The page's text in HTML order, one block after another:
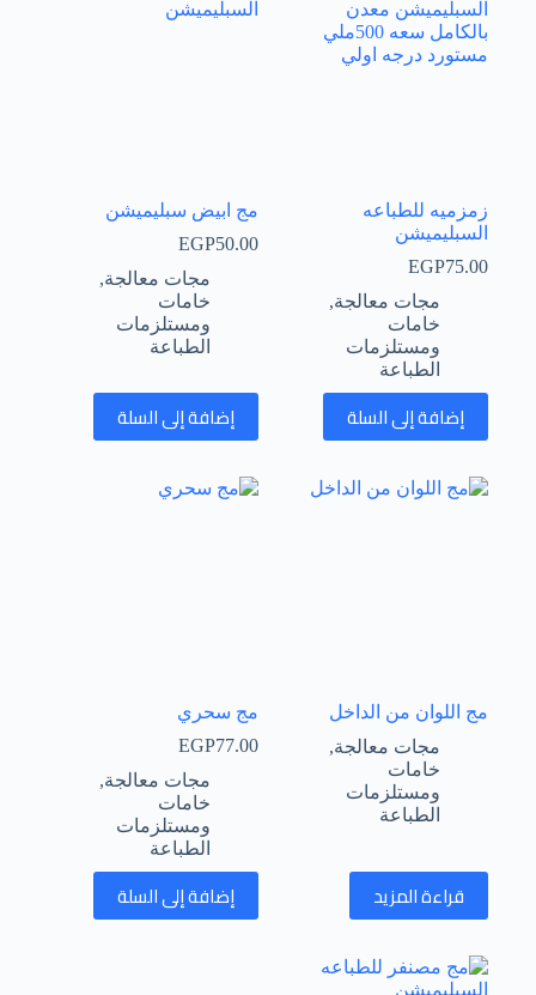
زمزميه للطباعه
السبليميشن
EGP75.00
مجات معالجة,
خامات
ومستلزمات
الطباعة
إضافة إلى السلة
مج ابيض سبليميشن
EGP50.00
مجات معالجة,
خامات
ومستلزمات
الطباعة
إضافة إلى السلة
مج اللوان من الداخل
مجات معالجة,
خامات
ومستلزمات
الطباعة
قراءة المزيد
مج سحري
EGP77.00
مجات معالجة,
خامات
ومستلزمات
الطباعة
إضافة إلى السلة